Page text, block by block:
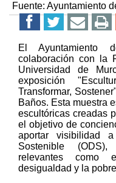
Fuente: Ayuntamiento
El Ayuntamiento
colaboración con la
Universidad de
exposición
Transformar,
Baños. Esta muestra
escultóricas creadas
el objetivo de
aportar visibilidad
Sostenible
relevantes como
desigualdad y la